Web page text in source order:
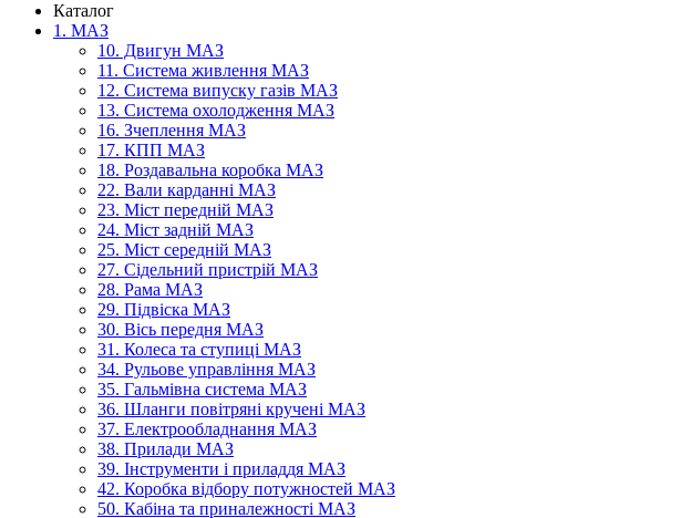
Каталог
1. МАЗ
10. Двигун МАЗ
11. Система живлення МАЗ
12. Система випуску газів МАЗ
13. Система охолодження МАЗ
16. Зчеплення МАЗ
17. КПП МАЗ
18. Роздавальна коробка МАЗ
22. Вали карданні МАЗ
23. Міст передній МАЗ
24. Міст задній МАЗ
25. Міст середній МАЗ
27. Сідельний пристрій МАЗ
28. Рама МАЗ
29. Підвіска МАЗ
30. Вісь передня МАЗ
31. Колеса та ступиці МАЗ
34. Рульове управління МАЗ
35. Гальмівна система МАЗ
36. Шланги повітряні кручені МАЗ
37. Електрообладнання МАЗ
38. Прилади МАЗ
39. Інструменти і приладдя МАЗ
42. Коробка відбору потужностей МАЗ
50. Кабіна та приналежності МАЗ